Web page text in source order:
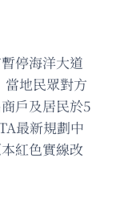
停海洋大道
當地民眾對方
戶及居民於5
最新規劃中
紅色實線改